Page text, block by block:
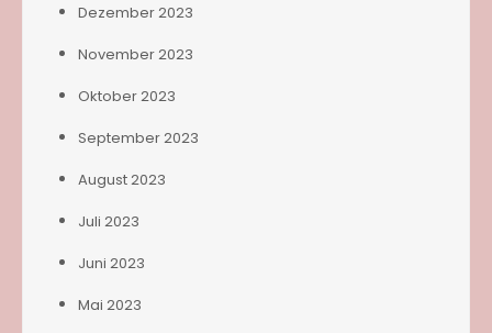
Dezember 2023
November 2023
Oktober 2023
September 2023
August 2023
Juli 2023
Juni 2023
Mai 2023